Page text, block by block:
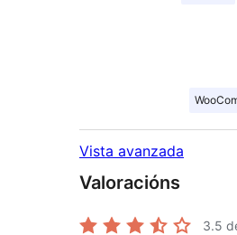
Vista avanzada
Valoracións
3.5